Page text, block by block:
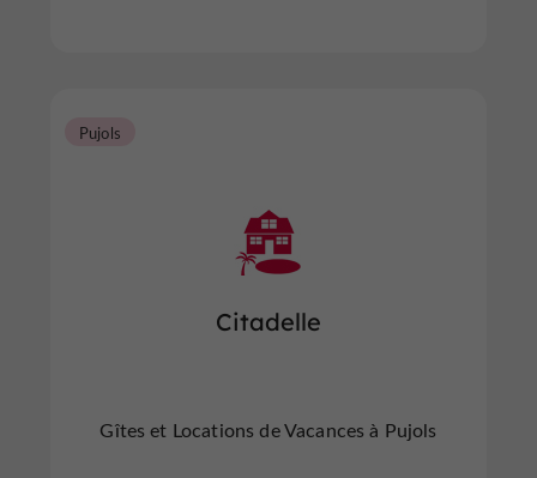
Citadelle
Pujols
Gîtes et Locations de Vacances à Pujols